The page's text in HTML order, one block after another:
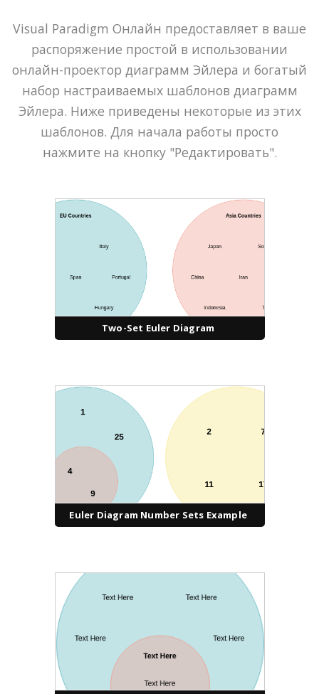
Visual Paradigm Онлайн предоставляет в ваше
распоряжение простой в использовании
онлайн-проектор диаграмм Эйлера и богатый
набор настраиваемых шаблонов диаграмм
Эйлера. Ниже приведены некоторые из этих
шаблонов. Для начала работы просто
нажмите на кнопку "Редактировать".
Two-Set Euler Diagram
Euler Diagram Number Sets Example